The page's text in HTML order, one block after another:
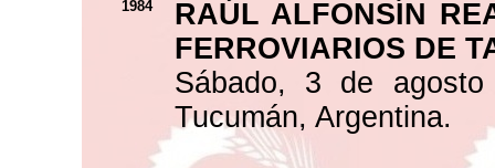
1984
RAÚL ALFONSÍN
FERROVIARIOS DE
Sábado, 3 de
Tucumán, Argentina.